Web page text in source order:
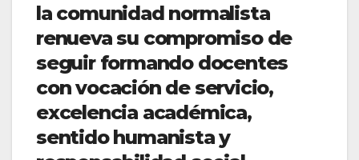
la comunidad normalista
renueva su compromiso de
seguir formando docentes
con vocación de servicio,
excelencia académica,
sentido humanista y